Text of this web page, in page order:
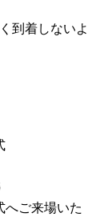
到着しないよ
へご来場いた